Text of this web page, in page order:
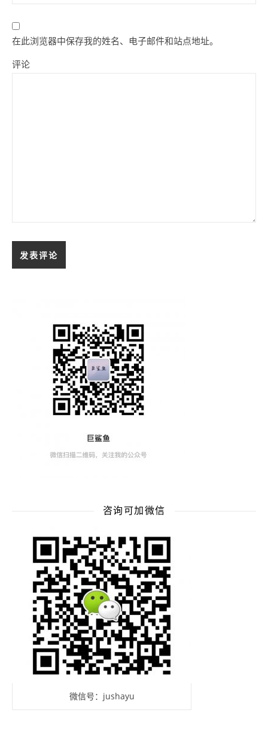
在此浏览器中保存我的姓名、电子邮件和站点地址。
评论
咨询可加微信
微信号：jushayu